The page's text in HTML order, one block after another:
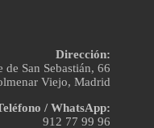
Dirección:
de San Sebastián, 66
Viejo, Madrid
/ WhatsApp:
912 77 99 96